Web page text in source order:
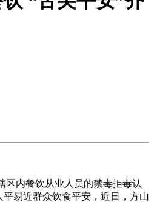
内餐饮从业人员的禁毒拒毒认
易近群众饮食平安，近日，方山